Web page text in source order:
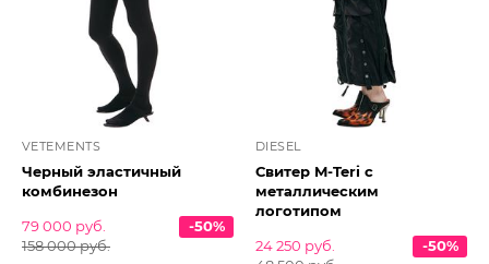
VETEMENTS
Черный эластичный
комбинезон
79 000 руб.
158 000 руб.
-50%
DIESEL
Свитер M-Teri с
металлическим
логотипом
24 250 руб.
-50%